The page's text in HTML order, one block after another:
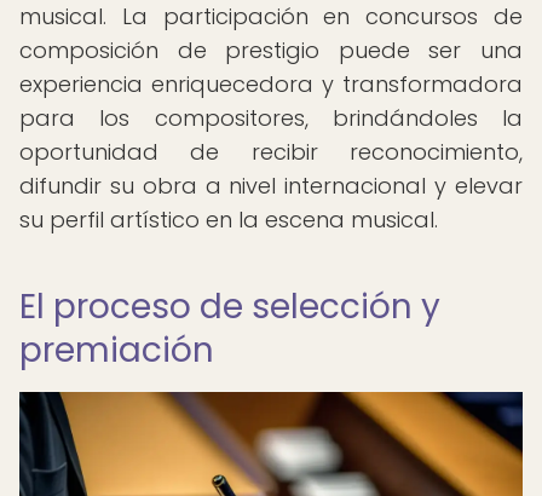
musical. La participación en concursos de
composición de prestigio puede ser una
experiencia enriquecedora y transformadora
para los compositores, brindándoles la
oportunidad de recibir reconocimiento,
difundir su obra a nivel internacional y elevar
su perfil artístico en la escena musical.
El proceso de selección y
premiación